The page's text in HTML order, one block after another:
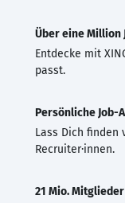
Über eine Million
Entdecke mit
passt.
Persönliche Job-
Lass Dich finden
Recruiter·innen.
21 Mio. Mitglieder